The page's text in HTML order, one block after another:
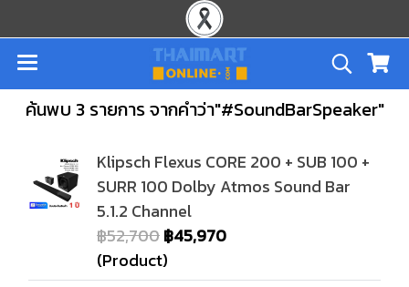
ค้นพบ 3 รายการ จากคำว่า"#SoundBarSpeaker"
Klipsch Flexus CORE 200 + SUB 100 +
SURR 100 Dolby Atmos Sound Bar
5.1.2 Channel
฿52,700฿45,970
(Product)